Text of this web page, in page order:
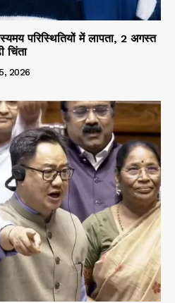
परिस्थितियों में लापता, 2 अगस्त
चिंता
2026